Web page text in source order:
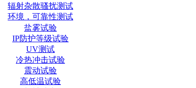
辐射杂散骚扰测试
环境，可靠性测试
盐雾试验
IP防护等级试验
UV测试
冷热冲击试验
震动试验
高低温试验